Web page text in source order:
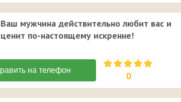
Ваш мужчина действительно любит вас и
ценит по-настоящему искренне!
0